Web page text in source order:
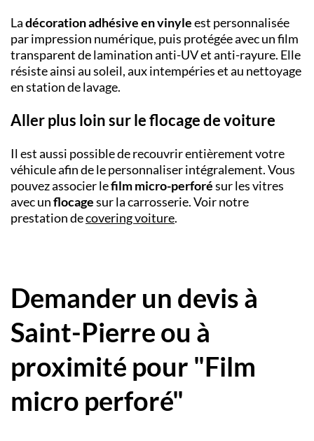
Ladécoration adhésive en vinyleest personnalisée
par impression numérique, puis protégée avec un film
transparent de lamination anti-UV et anti-rayure. Elle
résiste ainsi au soleil, aux intempéries et au nettoyage
en station de lavage.
Aller plus loin sur le flocage de voiture
Il est aussi possible de recouvrir entièrement votre
véhicule afin de le personnaliser intégralement. Vous
pouvez associer lefilm micro-perforésur les vitres
avec unflocagesur la carrosserie. Voir notre
prestation decovering voiture.
Demander un devis à
Saint-Pierre ou à
proximité pour "Film
micro perforé"